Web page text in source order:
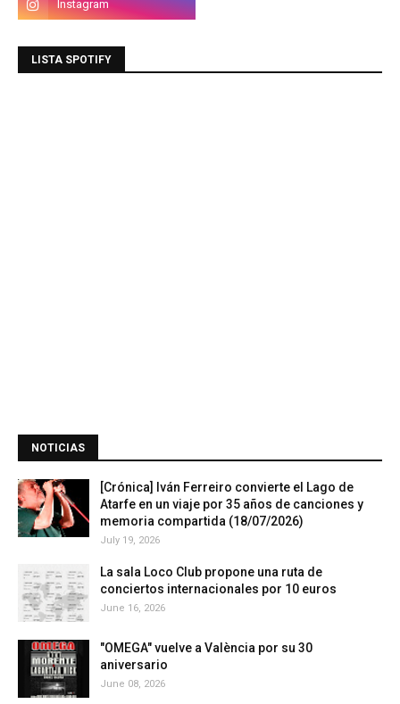
LISTA SPOTIFY
NOTICIAS
[Crónica] Iván Ferreiro convierte el Lago de
Atarfe en un viaje por 35 años de canciones y
memoria compartida (18/07/2026)
July 19, 2026
La sala Loco Club propone una ruta de
conciertos internacionales por 10 euros
June 16, 2026
"OMEGA" vuelve a València por su 30
aniversario
June 08, 2026